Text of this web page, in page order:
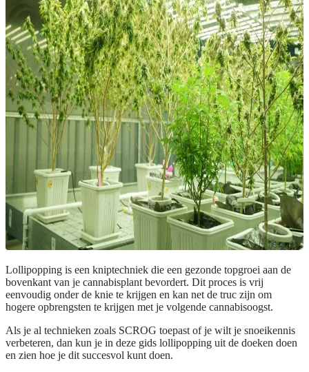
Lollipopping is een kniptechniek die een gezonde topgroei aan de
bovenkant van je cannabisplant bevordert. Dit proces is vrij
eenvoudig onder de knie te krijgen en kan net de truc zijn om
hogere opbrengsten te krijgen met je volgende cannabisoogst.
Als je al technieken zoals SCROG toepast of je wilt je snoeikennis
verbeteren, dan kun je in deze gids lollipopping uit de doeken doen
en zien hoe je dit succesvol kunt doen.